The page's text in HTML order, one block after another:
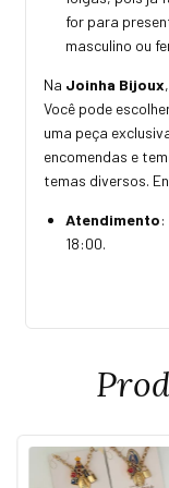
for para
masculino ou
Na Joinha Bijoux
Você pode
uma peça
encomendas e
temas diversos.
Atendimento
18:00.